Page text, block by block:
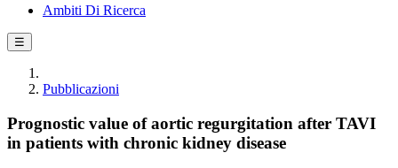
Ambiti Di Ricerca
☰
Pubblicazioni
Prognostic value of aortic regurgitation after TAVI
in patients with chronic kidney disease